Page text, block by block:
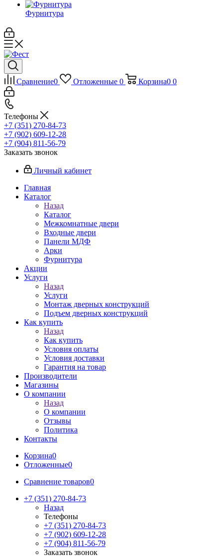
Фурнитура
Сравнение0 Отложенные 0 Корзина0 0
Телефоны
+7 (351) 270-84-73
+7 (902) 609-12-28
+7 (904) 811-56-79
Заказать звонок
Личный кабинет
Главная
Каталог
Назад
Каталог
Межкомнатные двери
Входные двери
Панели МДФ
Арки
Фурнитура
Акции
Услуги
Назад
Услуги
Монтаж дверных конструкций
Подъем дверных конструкций
Как купить
Назад
Как купить
Условия оплаты
Условия доставки
Гарантия на товар
Производители
Магазины
О компании
Назад
О компании
Отзывы
Политика
Контакты
Корзина0
Отложенные0
Сравнение товаров0
+7 (351) 270-84-73
Назад
Телефоны
+7 (351) 270-84-73
+7 (902) 609-12-28
+7 (904) 811-56-79
Заказать звонок